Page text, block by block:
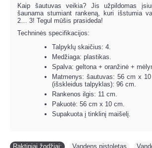
Kaip šautuvas veikia? Jis užpildomas
šaunama stumiant rankeną, kuri išstumia
2… 3! Tegul mūšis prasideda!
Techninės specifikacijos:
Talpyklų skaičius: 4.
Medžiaga: plastikas.
Spalva: geltona + oranžinė +
Matmenys: šautuvas: 56 cm x
(išskleidus talpyklas): 96 cm.
Rankenos ilgis: 11 cm.
Pakuotė: 56 cm x 10 cm.
Supakuota į tinklinį maišelį.
Raktiniai žodžiai: Vandens pistoletas